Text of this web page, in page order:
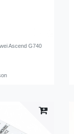
Ascend G740